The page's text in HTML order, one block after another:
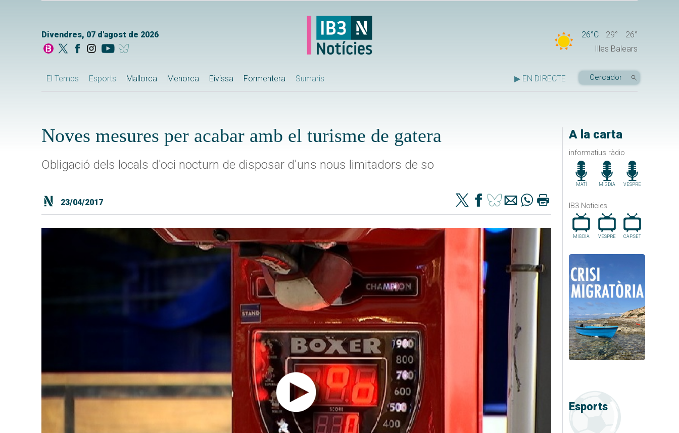
Divendres, 07 d'agost de 2026 26°C 29°
26°
Illes Balears
El Temps Esports Mallorca Menorca Eivissa Formentera Sumaris ▶ EN DIRECTE
A la carta
informatius ràdio
MATÍ MIGDIA VESPRE
IB3 Noticies
MIGDIA VESPRE CAP.SET
Esports
Noves mesures per acabar amb el turisme de gatera
Obligació dels locals d'oci nocturn de disposar d'uns nous limitadors de so
23/04/2017